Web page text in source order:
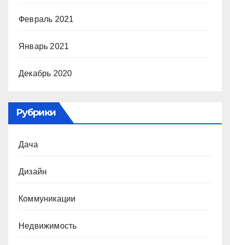
Февраль 2021
Январь 2021
Декабрь 2020
Рубрики
Дача
Дизайн
Коммуникации
Недвижимость